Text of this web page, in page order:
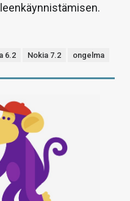
6.2 Nokia 7.2 ongelma